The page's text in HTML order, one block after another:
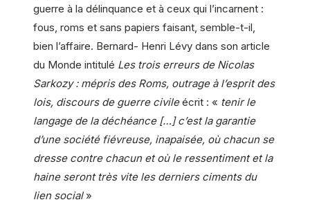
guerre à la délinquance et à ceux qui l’incarnent :
fous, roms et sans papiers faisant, semble-t-il,
bien l’affaire. Bernard- Henri Lévy dans son article
du Monde intitulé Les trois erreurs de Nicolas
Sarkozy : mépris des Roms, outrage à l’esprit des
lois, discours de guerre civileécrit : « tenir le
langage de la déchéance […] c’est la garantie
d’une société fiévreuse, inapaisée, où chacun se
dresse contre chacun et où le ressentiment et la
haine seront très vite les derniers ciments du
lien social»